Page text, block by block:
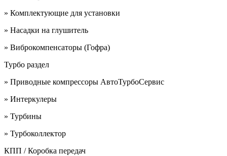
» Комплектующие для установки
» Насадки на глушитель
» Виброкомпенсаторы (Гофра)
Турбо раздел
» Приводные компрессоры АвтоТурбоСервис
» Интеркулеры
» Турбины
» Турбоколлектор
КПП / Коробка передач